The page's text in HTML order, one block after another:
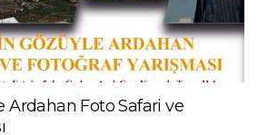
Ardahan Foto Safari ve